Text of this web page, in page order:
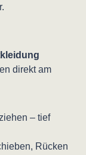
direkt am
– tief
Rücken